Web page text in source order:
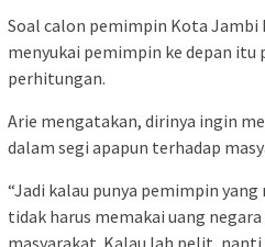
Soal calon pemimpin Kota Jambi
menyukai pemimpin ke depan
perhitungan.
Arie mengatakan, dirinya ingin
dalam segi apapun terhadap
“Jadi kalau punya pemimpin
tidak harus memakai uang